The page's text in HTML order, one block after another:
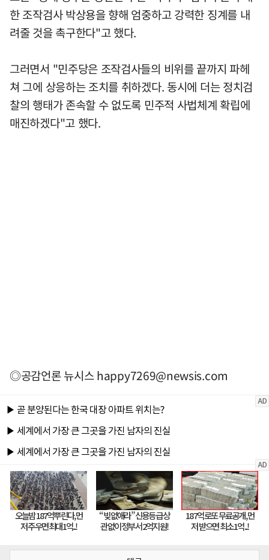
한 조작검사 박상용을 향해 엄중하고 강력한 징계를 내
려줄 것을 촉구한다"고 했다.
그러면서 "민주당은 조작검사들의 비위를 끝까지 파헤
쳐 그에 상응하는 조치를 취하겠다. 동시에 더는 정치검
찰의 행태가 존속할 수 없도록 민주적 사법체계 확립에
매진하겠다"고 했다.
◎공감언론 뉴시스happy7269@newsis.com